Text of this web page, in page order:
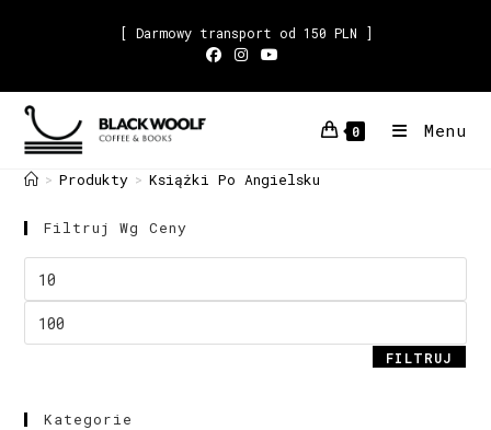
[ Darmowy transport od 150 PLN ]
0 Menu
> Produkty > Książki Po Angielsku
Filtruj Wg Ceny
FILTRUJ
Kategorie